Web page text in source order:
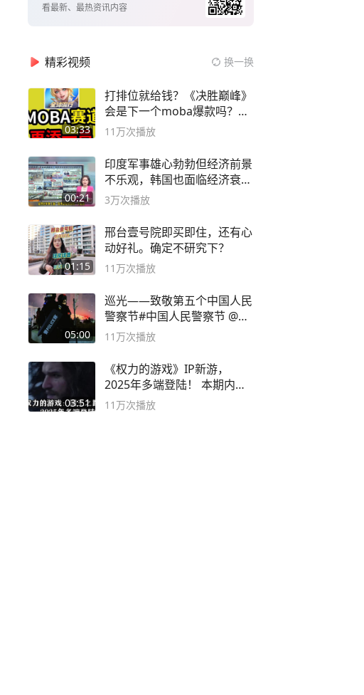
看最新、最热资讯内容
精彩视频 换一换
03:33
打排位就给钱？《决胜巅峰》
会是下一个moba爆款吗？#
决胜巅峰
11万次播放
00:21
印度军事雄心勃勃但经济前景
不乐观，韩国也面临经济衰退
风险
3万次播放
01:15
邢台壹号院即买即住，还有心
动好礼。确定不研究下？
11万次播放
05:00
巡光——致敬第五个中国人民
警察节#中国人民警察节 @抖
音小助手
11万次播放
03:51
《权力的游戏》IP新游，
2025年多端登陆！ 本期内容
概要
11万次播放